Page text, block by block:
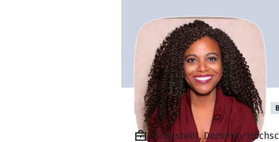
HUMBERTA SILVA
Angestellt, Dozentin,